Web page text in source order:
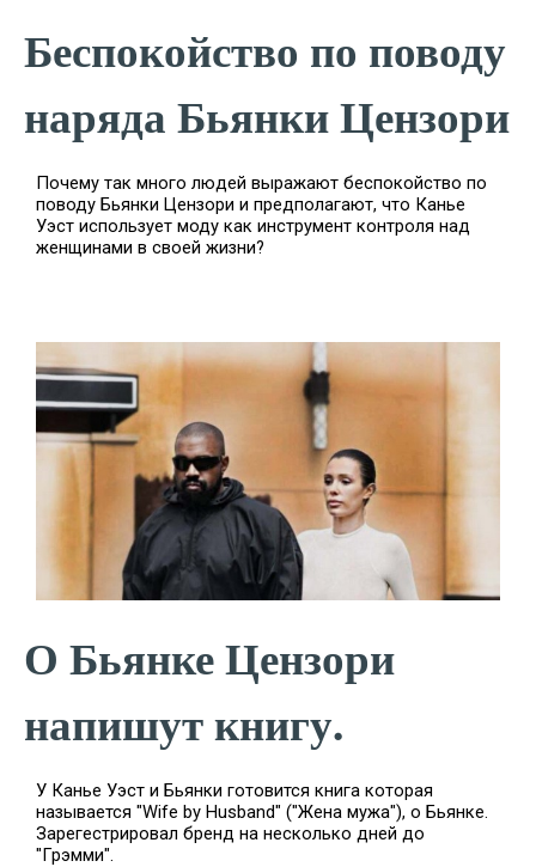
Беспокойство по поводу
наряда Бьянки Цензори
Почему так много людей выражают беспокойство по
поводу Бьянки Цензори и предполагают, что Канье
Уэст использует моду как инструмент контроля над
женщинами в своей жизни?
О Бьянке Цензори
напишут книгу.
У Канье Уэст и Бьянки готовится книга которая
называется "Wife by Husband" ("Жена мужа"), о Бьянке.
Зарегестрировал бренд на несколько дней до
"Грэмми".